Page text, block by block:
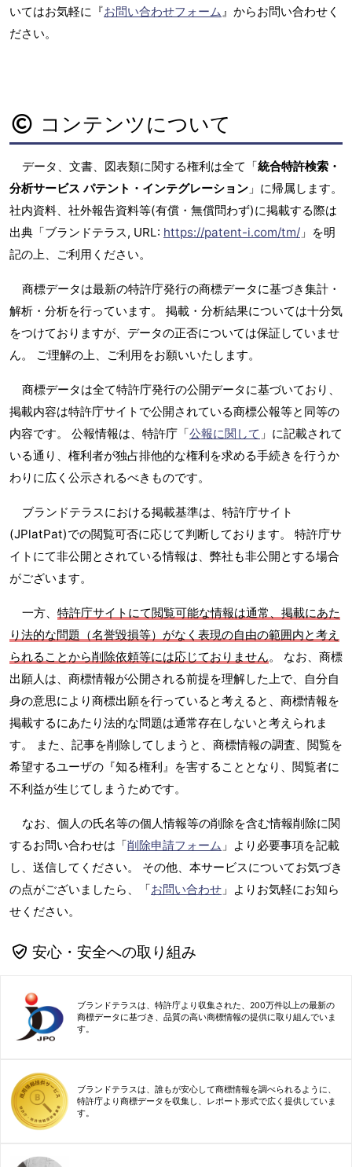
いてはお気軽に『お問い合わせフォーム』からお問い合わせく
ださい。
コンテンツについて
データ、文書、図表類に関する権利は全て「統合特許検索・
分析サービス パテント・インテグレーション 」に帰属します。
社内資料、社外報告資料等(有償・無償問わず)に掲載する際は
出典「ブランドテラス, URL: https://patent-i.com/tm/ 」を明
記の上、ご利用ください。
商標データは最新の特許庁発行の商標データに基づき集計・
解析・分析を行っています。 掲載・分析結果については十分気
をつけておりますが、データの正否については保証していませ
ん。 ご理解の上、ご利用をお願いいたします。
商標データは全て特許庁発行の公開データに基づいており、
掲載内容は特許庁サイトで公開されている商標公報等と同等の
内容です。 公報情報は、特許庁「公報に関して 」に記載されて
いる通り、権利者が独占排他的な権利を求める手続きを行うか
わりに広く公示されるべきものです。
ブランドテラスにおける掲載基準は、特許庁サイト
(JPlatPat)での閲覧可否に応じて判断しております。 特許庁サ
イトにて非公開とされている情報は、弊社も非公開とする場合
がございます。
一方、 特許庁サイトにて閲覧可能な情報は通常、掲載にあた
り法的な問題（名誉毀損等）がなく表現の自由の範囲内と考え
られることから削除依頼等には応じておりません。 なお、商標
出願人は、商標情報が公開される前提を理解した上で、自分自
身の意思により商標出願を行っていると考えると、商標情報を
掲載するにあたり法的な問題は通常存在しないと考えられま
す。 また、記事を削除してしまうと、商標情報の調査、閲覧を
希望するユーザの『知る権利』を害することとなり、閲覧者に
不利益が生じてしまうためです。
なお、個人の氏名等の個人情報等の削除を含む情報削除に関
するお問い合わせは「削除申請フォーム 」より必要事項を記載
し、送信してください。 その他、本サービスについてお気づき
の点がございましたら、「お問い合わせ 」よりお気軽にお知ら
せください。
安心・安全への取り組み
ブランドテラスは、特許庁より収集された、200万件以上の最新の
商標データに基づき、品質の高い商標情報の提供に取り組んでいま
す。
ブランドテラスは、誰もが安心して商標情報を調べられるように、
特許庁より商標データを収集し、レポート形式で広く提供していま
す。